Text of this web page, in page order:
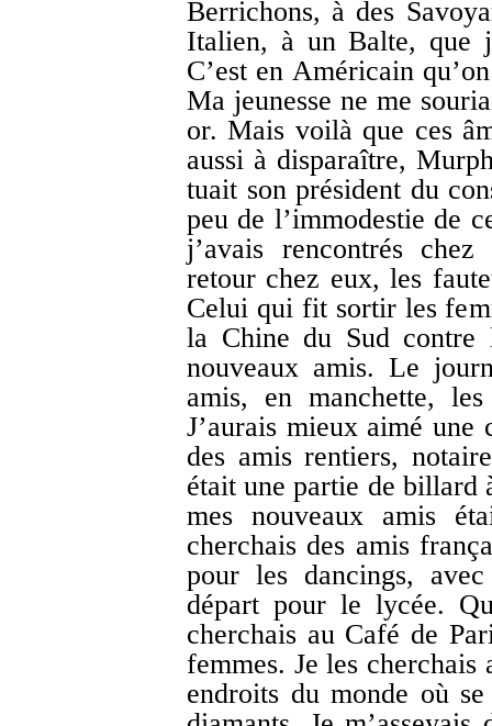
Berrichons, à des
Italien, à un Balte, que
C’est en Américain
Ma jeunesse ne me
or. Mais voilà que ces
aussi à disparaître,
tuait son président du
peu de l’immodestie de
j’avais rencontrés
retour chez eux, les
Celui qui fit sortir les
la Chine du Sud contre
nouveaux amis. Le
amis, en manchette,
J’aurais mieux aimé
des amis rentiers,
était une partie de billard
mes nouveaux amis
cherchais des amis
pour les dancings,
départ pour le lycée.
cherchais au Café de
femmes. Je les cherchais
endroits du monde où